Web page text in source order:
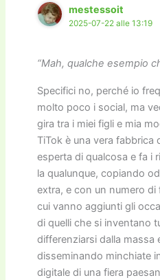
mestessoit
2025-07-22 alle 13:19
“Mah, qualche esempio
Specifici no, perché io
molto poco i social, ma
gira tra i miei figli e mia
TiTok è una vera fabbrica
esperta di qualcosa e fa i
la qualunque, copiando
extra, e con un numero di
cui vanno aggiunti gli
di quelli che si inventano
differenziarsi dalla massa
disseminando minchiate
digitale di una fiera